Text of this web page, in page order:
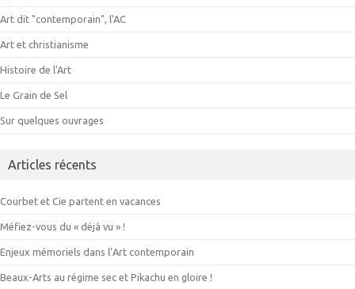
Art dit "contemporain", l'AC
Art et christianisme
Histoire de l'Art
Le Grain de Sel
Sur quelques ouvrages
Articles récents
Courbet et Cie partent en vacances
Méfiez-vous du « déjà vu » !
Enjeux mémoriels dans l’Art contemporain
Beaux-Arts au régime sec et Pikachu en gloire !